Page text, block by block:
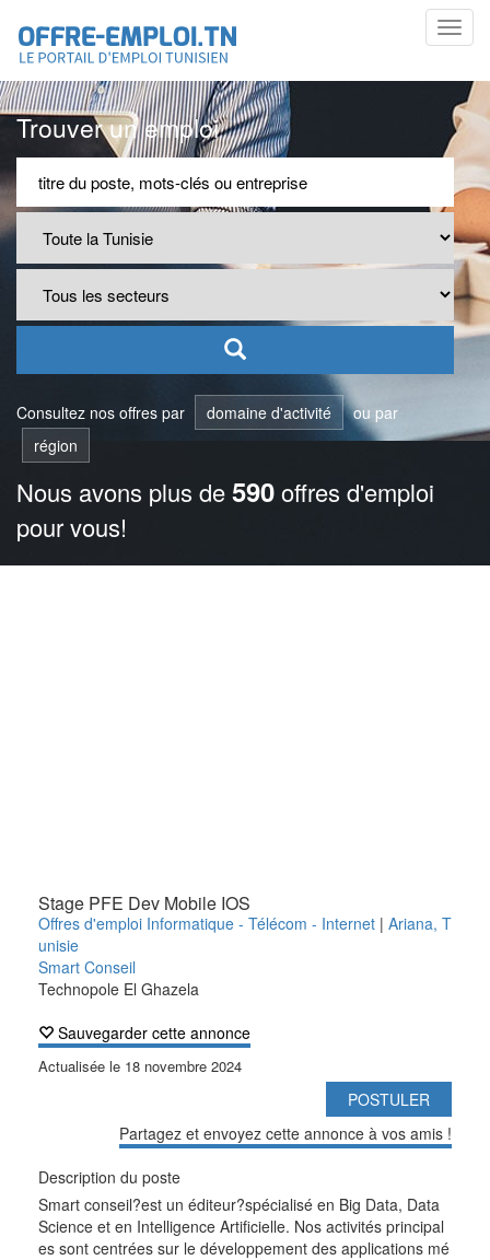
Trouver un emploi
Consultez nos offres par domaine d'activité
ou par
région
Nous avons plus de590offres d'emploi
pour vous!
Stage PFE Dev Mobile IOS
Offres d'emploi Informatique - Télécom - Internet | Ariana, T
unisie
Smart Conseil
Technopole El Ghazela
Sauvegarder cette annonce
Actualisée le 18 novembre 2024
POSTULER
Partagez et envoyez cette annonce à vos amis !
Description du poste
Smart conseil?est un éditeur?spécialisé en Big Data, Data
Science et en Intelligence Artificielle. Nos activités principal
es sont centrées sur le développement des applications mé